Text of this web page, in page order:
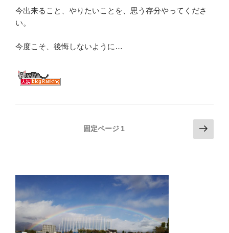
今出来ること、やりたいことを、思う存分やってくださ
い。
今度こそ、後悔しないように…
ジ
送
り
固定ページ 1
次
の